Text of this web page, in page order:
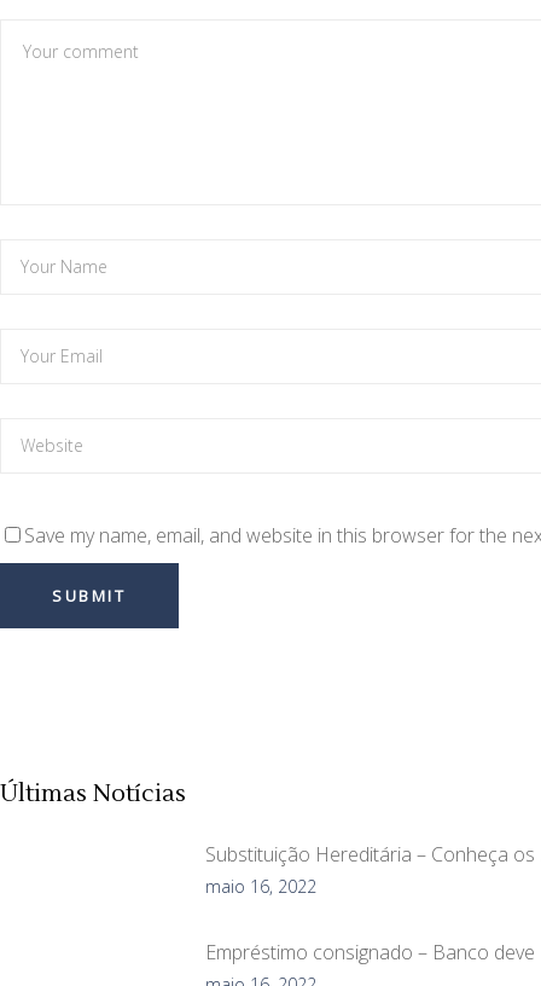
Save my name, email, and website in this browser for the
Últimas Notícias
Substituição Hereditária – Conheça
maio 16, 2022
Empréstimo consignado – Banco